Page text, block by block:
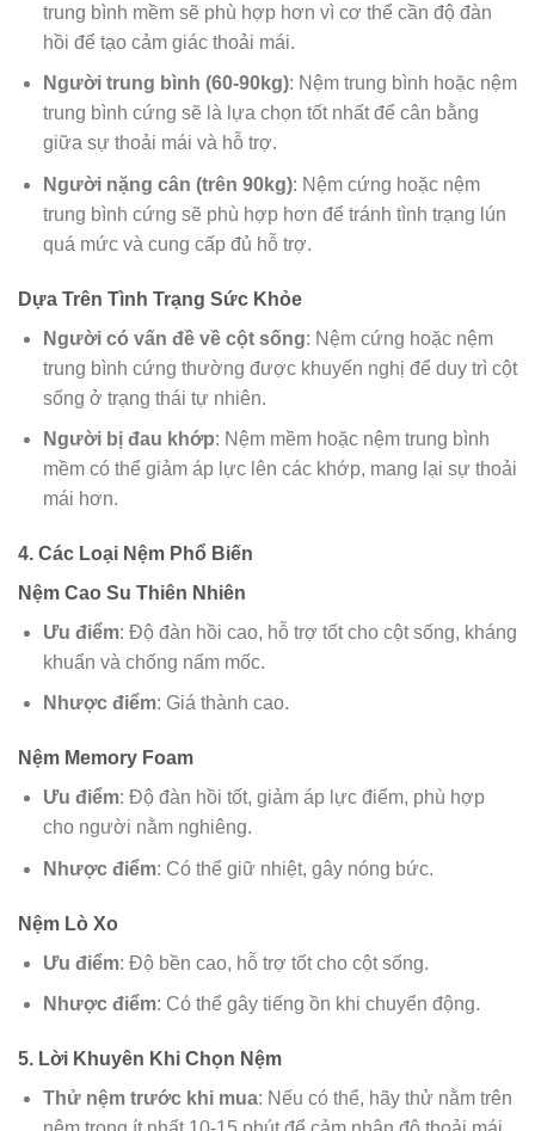
trung bình mềm sẽ phù hợp hơn vì cơ thể cần độ đàn
hồi để tạo cảm giác thoải mái.
Người trung bình (60-90kg): Nệm trung bình hoặc nệm
trung bình cứng sẽ là lựa chọn tốt nhất để cân bằng
giữa sự thoải mái và hỗ trợ.
Người nặng cân (trên 90kg): Nệm cứng hoặc nệm
trung bình cứng sẽ phù hợp hơn để tránh tình trạng lún
quá mức và cung cấp đủ hỗ trợ.
Dựa Trên Tình Trạng Sức Khỏe
Người có vấn đề về cột sống: Nệm cứng hoặc nệm
trung bình cứng thường được khuyến nghị để duy trì cột
sống ở trạng thái tự nhiên.
Người bị đau khớp: Nệm mềm hoặc nệm trung bình
mềm có thể giảm áp lực lên các khớp, mang lại sự thoải
mái hơn.
4. Các Loại Nệm Phổ Biến
Nệm Cao Su Thiên Nhiên
Ưu điểm: Độ đàn hồi cao, hỗ trợ tốt cho cột sống, kháng
khuẩn và chống nấm mốc.
Nhược điểm: Giá thành cao.
Nệm Memory Foam
Ưu điểm: Độ đàn hồi tốt, giảm áp lực điểm, phù hợp
cho người nằm nghiêng.
Nhược điểm: Có thể giữ nhiệt, gây nóng bức.
Nệm Lò Xo
Ưu điểm: Độ bền cao, hỗ trợ tốt cho cột sống.
Nhược điểm: Có thể gây tiếng ồn khi chuyển động.
5. Lời Khuyên Khi Chọn Nệm
Thử nệm trước khi mua: Nếu có thể, hãy thử nằm trên